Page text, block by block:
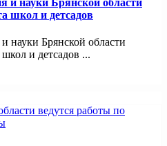
и науки Брянской области
школ и детсадов
науки Брянской области
и детсадов ...